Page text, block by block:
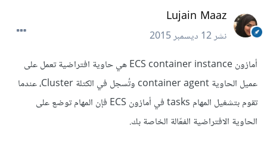
Lujain Maaz
نشر12 ديسمبر 2015
أمازون ECS container instance هي حاوية افتراضية تعمل على
عميل الحاوية container agent وتُسجل في الكتلة Cluster، عندما
تقوم بتشغيل المهام tasks في أمازون ECS فإن المهام توضع على
الحاوية الافتراضية الفعّالة الخاصة بك.